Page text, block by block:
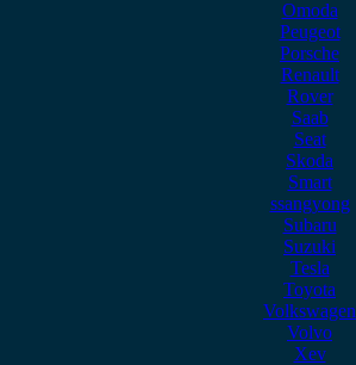
Omoda
Peugeot
Porsche
Renault
Rover
Saab
Seat
Skoda
Smart
ssangyong
Subaru
Suzuki
Tesla
Toyota
Volkswagen
Volvo
Xev